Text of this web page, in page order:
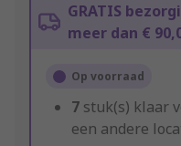
GRATIS
meer dan €
Op voorraad
7 stuk(s) klaar
een andere